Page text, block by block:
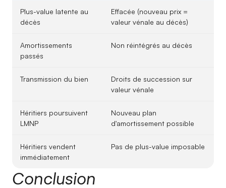
Plus-value latente au
décès
Effacée (nouveau prix =
valeur vénale au décès)
Amortissements
passés
Non réintégrés au décès
Transmission du bien
Droits de succession sur
valeur vénale
Héritiers poursuivent
LMNP
Nouveau plan
d'amortissement possible
Héritiers vendent
immédiatement
Pas de plus-value imposable
Conclusion